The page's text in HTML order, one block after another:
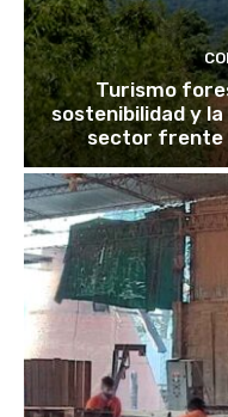
Turismo
sostenibilidad y
sector frente